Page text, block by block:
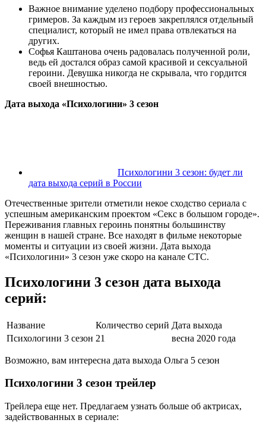
Важное внимание уделено подбору профессиональных
гримеров. За каждым из героев закреплялся отдельный
специалист, который не имел права отвлекаться на
других.
Софья Каштанова очень радовалась полученной роли,
ведь ей достался образ самой красивой и сексуальной
героини. Девушка никогда не скрывала, что гордится
своей внешностью.
Дата выхода «Психологини» 3 сезон
Психологини 3 сезон: будет ли
дата выхода серий в России
Отечественные зрители отметили некое сходство сериала с
успешным американским проектом «Секс в большом городе».
Переживания главных героинь понятны большинству
женщин в нашей стране. Все находят в фильме некоторые
моменты и ситуации из своей жизни. Дата выхода
«Психологини» 3 сезон уже скоро на канале СТС.
Психологини 3 сезон дата выхода
серий:
Название Количество серий Дата выхода
Психологини 3 сезон 21 весна 2020 года
Возможно, вам интересна дата выхода Ольга 5 сезон
Психологини 3 сезон трейлер
Трейлера еще нет. Предлагаем узнать больше об актрисах,
задействованных в сериале: